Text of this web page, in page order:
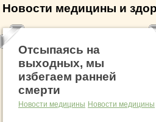
Новости медицины и
Отсыпаясь на
выходных, мы
избегаем ранней
смерти
Новости медицины Новости медицины